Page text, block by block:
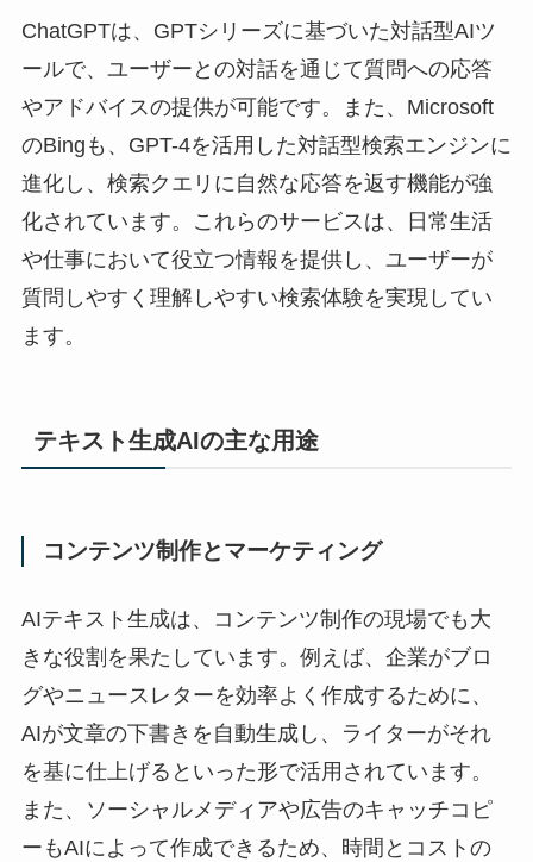
ChatGPTは、GPTシリーズに基づいた対話型AIツ
ールで、ユーザーとの対話を通じて質問への応答
やアドバイスの提供が可能です。また、Microsoft
のBingも、GPT-4を活用した対話型検索エンジンに
進化し、検索クエリに自然な応答を返す機能が強
化されています。これらのサービスは、日常生活
や仕事において役立つ情報を提供し、ユーザーが
質問しやすく理解しやすい検索体験を実現してい
ます。
テキスト生成AIの主な用途
コンテンツ制作とマーケティング
AIテキスト生成は、コンテンツ制作の現場でも大
きな役割を果たしています。例えば、企業がブロ
グやニュースレターを効率よく作成するために、
AIが文章の下書きを自動生成し、ライターがそれ
を基に仕上げるといった形で活用されています。
また、ソーシャルメディアや広告のキャッチコピ
ーもAIによって作成できるため、時間とコストの